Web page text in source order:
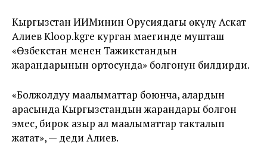
Кыргызстан ИИМинин Орусиядагы өкүлү Аскат
Алиев Kloop.kgге курган маегинде мушташ
«Өзбекстан менен Тажикстандын
жарандарынын ортосунда» болгонун билдирди.
«Болжолдуу маалыматтар боюнча, алардын
арасында Кыргызстандын жарандары болгон
эмес, бирок азыр ал маалыматтар такталып
жатат», — деди Алиев.